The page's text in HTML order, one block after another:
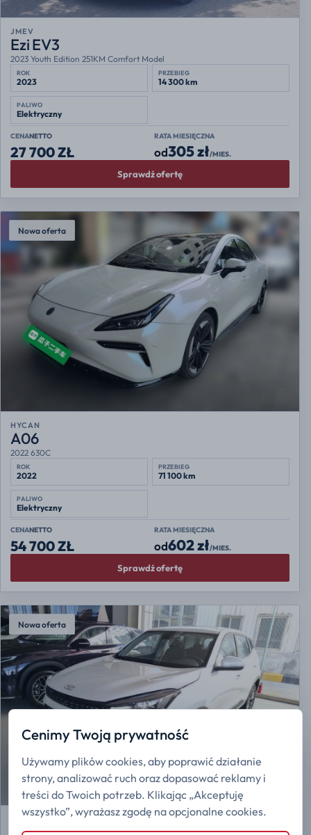
JMEV
Ezi EV3
2023 Youth Edition 251KM Comfort Model
ROK
2023
PRZEBIEG
14 300 km
PALIWO
Elektryczny
CENANETTO
27 700 ZŁ
RATA MIESIĘCZNA
od305 zł/MIES.
Sprawdź ofertę
Nowa oferta
HYCAN
A06
2022 630C
ROK
2022
PRZEBIEG
71 100 km
PALIWO
Elektryczny
CENANETTO
54 700 ZŁ
RATA MIESIĘCZNA
od602 zł/MIES.
Sprawdź ofertę
Nowa oferta
COWIN
Cenimy Twoją prywatność
Używamy plików cookies, aby poprawić działanie
strony, analizować ruch oraz dopasować reklamy i
treści do Twoich potrzeb. Klikając „Akceptuję
wszystko”, wyrażasz zgodę na opcjonalne cookies.